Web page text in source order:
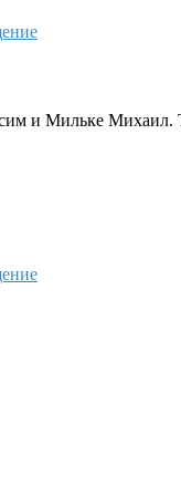
и Мильке Михаил.